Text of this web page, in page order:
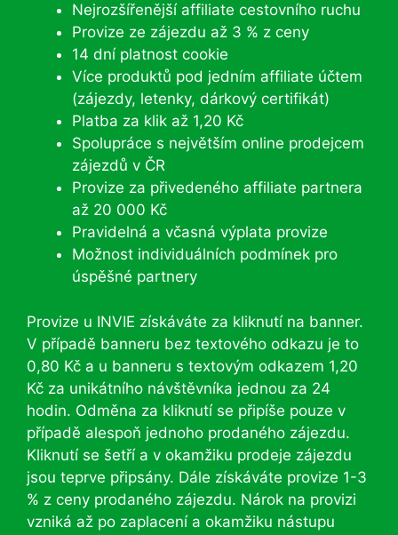
Nejrozšířenější affiliate cestovního ruchu
Provize ze zájezdu až 3 % z ceny
14 dní platnost cookie
Více produktů pod jedním affiliate účtem
(zájezdy, letenky, dárkový certifikát)
Platba za klik až 1,20 Kč
Spolupráce s největším online prodejcem
zájezdů v ČR
Provize za přivedeného affiliate partnera
až 20 000 Kč
Pravidelná a včasná výplata provize
Možnost individuálních podmínek pro
úspěšné partnery
Provize u INVIE získáváte za kliknutí na banner.
V případě banneru bez textového odkazu je to
0,80 Kč a u banneru s textovým odkazem 1,20
Kč za unikátního návštěvníka jednou za 24
hodin. Odměna za kliknutí se připíše pouze v
případě alespoň jednoho prodaného zájezdu.
Kliknutí se šetří a v okamžiku prodeje zájezdu
jsou teprve připsány. Dále získáváte provize 1-3
% z ceny prodaného zájezdu. Nárok na provizi
vzniká až po zaplacení a okamžiku nástupu